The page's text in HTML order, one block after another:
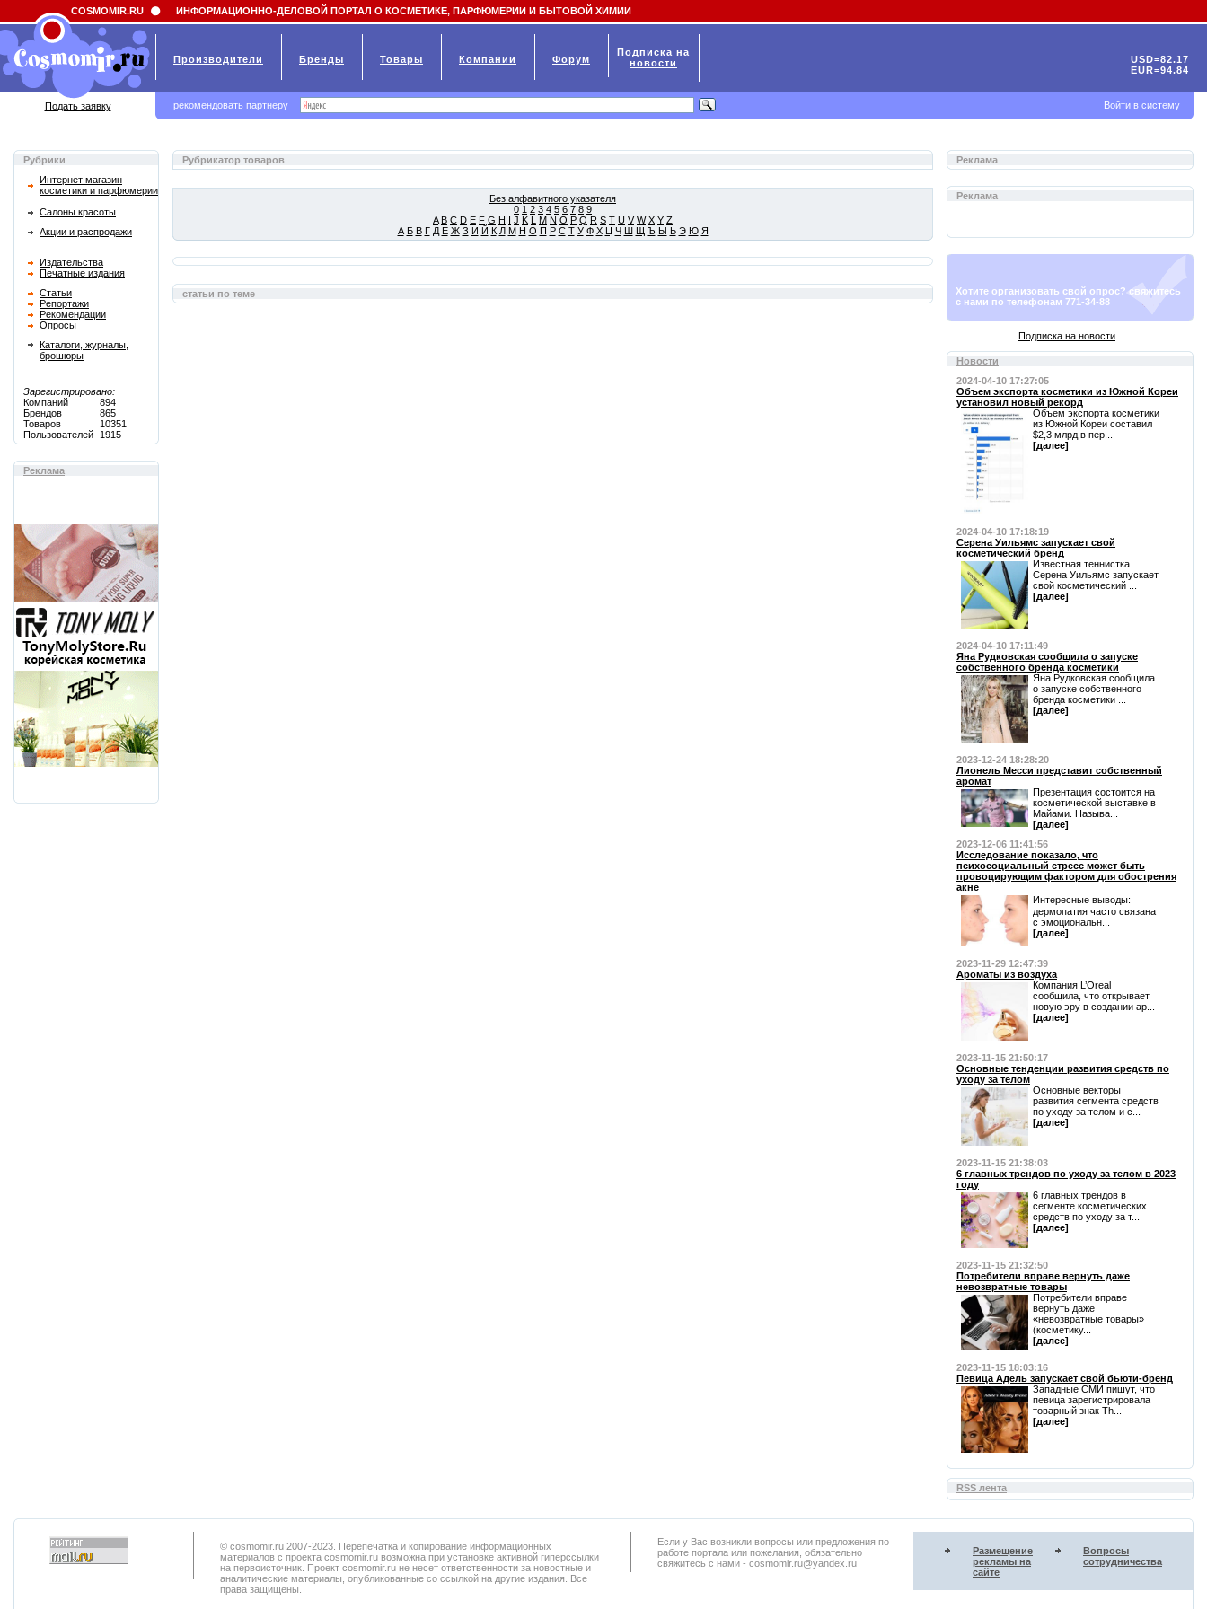
Field 'news_title' doesn't have a default value
Рубрики
Интернет магазин
косметики и парфюмерии
Салоны красоты
Акции и распродажи
Издательства
Печатные издания
Статьи
Репортажи
Рекомендации
Опросы
Каталоги, журналы,
брошюры
Зарегистрировано:
Компаний
894
Брендов
865
Товаров
10351
Пользователей
1915
Реклама
Рубрикатор товаров
Без алфавитного указателя
0 1 2 3 4 5 6 7 8 9
A B C D E F G H I J K L M N O P Q R S T U V W X Y Z
А Б В Г Д Е Ж З И Й К Л М Н О П Р С Т У Ф Х Ц Ч Ш Щ Ъ Ы Ь Э Ю Я
статьи по теме
Реклама
Реклама
Хотите организовать свой опрос? свяжитесь
с нами по телефонам 771-34-88
Подписка на новости
Новости
2024-04-10 17:27:05
Объем экспорта косметики из Южной Кореи
установил новый рекорд
Объем экспорта косметики
из Южной Кореи составил
$2,3 млрд в пер...
[далее]
2024-04-10 17:18:19
Серена Уильямс запускает свой
косметический бренд
Известная теннистка
Серена Уильямс запускает
свой косметический ...
[далее]
2024-04-10 17:11:49
Яна Рудковская сообщила о запуске
собственного бренда косметики
Яна Рудковская сообщила
о запуске собственного
бренда косметики ...
[далее]
2023-12-24 18:28:20
Лионель Месси представит собственный
аромат
Презентация состоится на
косметической выставке в
Майами. Называ...
[далее]
2023-12-06 11:41:56
Исследование показало, что
психосоциальный стресс может быть
провоцирующим фактором для обострения
акне
Интересные выводы:⁃
дермопатия часто связана
с эмоциональн...
[далее]
2023-11-29 12:47:39
Ароматы из воздуха
Компания L’Oreal
сообщила, что открывает
новую эру в создании ар...
[далее]
2023-11-15 21:50:17
Основные тенденции развития средств по
уходу за телом
Основные векторы
развития сегмента средств
по уходу за телом и с...
[далее]
2023-11-15 21:38:03
6 главных трендов по уходу за телом в 2023
году
6 главных трендов в
сегменте косметических
средств по уходу за т...
[далее]
2023-11-15 21:32:50
Потребители вправе вернуть даже
невозвратные товары
Потребители вправе
вернуть даже
«невозвратные товары»
(косметику...
[далее]
2023-11-15 18:03:16
Певица Адель запускает свой бьюти-бренд
Западные СМИ пишут, что
певица зарегистрировала
товарный знак Th...
[далее]
RSS лента
© cosmomir.ru 2007-2023. Перепечатка и копирование информационных
материалов с проекта cosmomir.ru возможна при установке активной гиперссылки
на первоисточник. Проект cosmomir.ru не несет ответственности за новостные и
аналитические материалы, опубликованные со ссылкой на другие издания. Все
права защищены.
Если у Вас возникли вопросы или предложения по
работe портала или пожелания, обязательно
свяжитесь с нами - cosmomir.ru@yandex.ru
Размещение
рекламы на
сайте
Вопросы
сотрудничества
COSMOMIR.RU ИНФОРМАЦИОННО-ДЕЛОВОЙ ПОРТАЛ О КОСМЕТИКЕ, ПАРФЮМЕРИИ И БЫТОВОЙ ХИМИИ
Производители Бренды Товары Компании Форум
Подписка на
новости
USD=82.17
EUR=94.84
Подать заявку рекомендовать партнеру Войти в систему